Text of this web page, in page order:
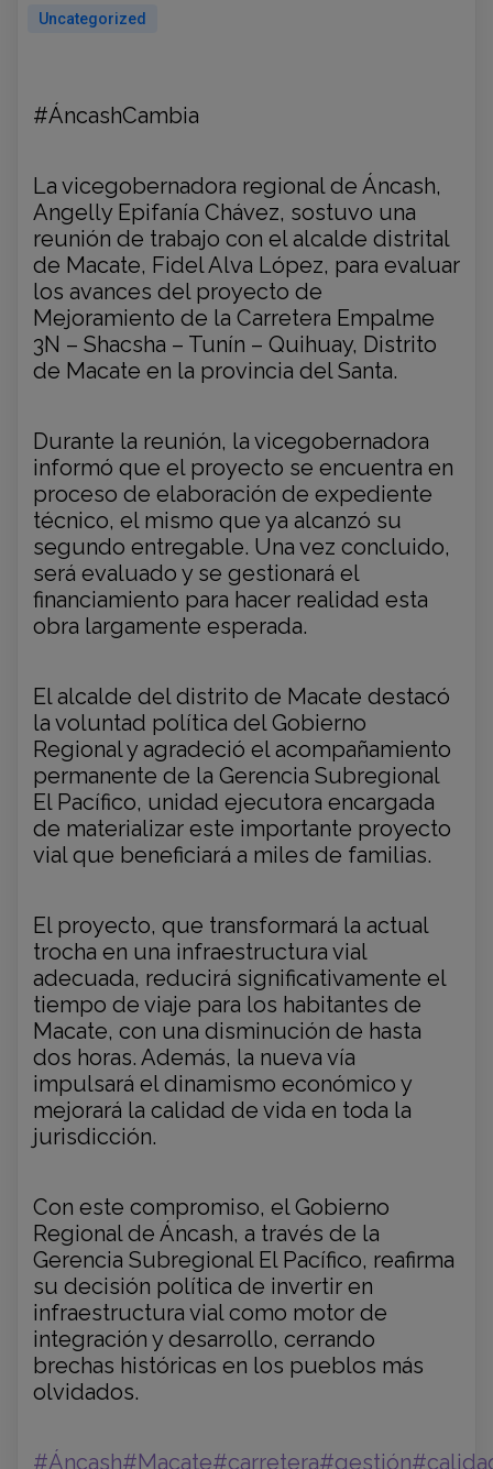
Uncategorized
#ÁncashCambia
La vicegobernadora regional de Áncash,
Angelly Epifanía Chávez, sostuvo una
reunión de trabajo con el alcalde distrital
de Macate, Fidel Alva López, para evaluar
los avances del proyecto de
Mejoramiento de la Carretera Empalme
3N – Shacsha – Tunín – Quihuay, Distrito
de Macate en la provincia del Santa.
Durante la reunión, la vicegobernadora
informó que el proyecto se encuentra en
proceso de elaboración de expediente
técnico, el mismo que ya alcanzó su
segundo entregable. Una vez concluido,
será evaluado y se gestionará el
financiamiento para hacer realidad esta
obra largamente esperada.
El alcalde del distrito de Macate destacó
la voluntad política del Gobierno
Regional y agradeció el acompañamiento
permanente de la Gerencia Subregional
El Pacífico, unidad ejecutora encargada
de materializar este importante proyecto
vial que beneficiará a miles de familias.
El proyecto, que transformará la actual
trocha en una infraestructura vial
adecuada, reducirá significativamente el
tiempo de viaje para los habitantes de
Macate, con una disminución de hasta
dos horas. Además, la nueva vía
impulsará el dinamismo económico y
mejorará la calidad de vida en toda la
jurisdicción.
Con este compromiso, el Gobierno
Regional de Áncash, a través de la
Gerencia Subregional El Pacífico, reafirma
su decisión política de invertir en
infraestructura vial como motor de
integración y desarrollo, cerrando
brechas históricas en los pueblos más
olvidados.
#Áncash#Macate#carretera#gestión